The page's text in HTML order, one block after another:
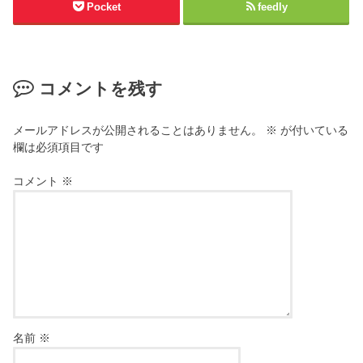
Pocket feedly
コメントを残す
メールアドレスが公開されることはありません。 ※ が付いている
欄は必須項目です
コメント ※
名前 ※